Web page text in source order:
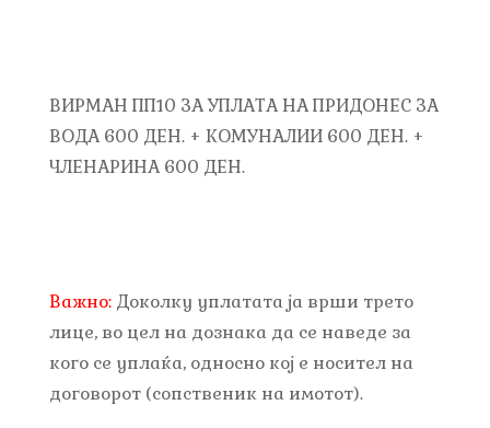
ВИРМАН ПП10 ЗА УПЛАТА НА ПРИДОНЕС ЗА
ВОДА 600 ДЕН. + КОМУНАЛИИ 600 ДЕН. +
ЧЛЕНАРИНА 600 ДЕН.
Важно:Доколку уплатата ја врши трето
лице, во цел на дознака да се наведе за
кого се уплаќа, односно кој е носител на
договорот (сопственик на имотот).